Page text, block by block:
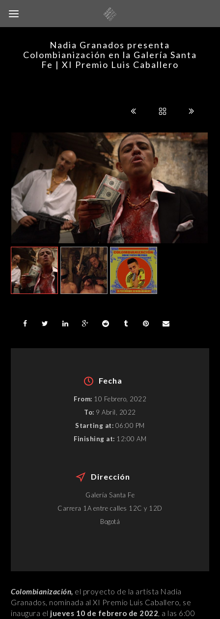
Nadia Granados presenta
Colombianización en la Galería Santa
Fe | XI Premio Luis Caballero
Fecha
From: 10 Febrero, 2022
To: 9 Abril, 2022
Starting at: 06:00 PM
Finishing at: 12:00 AM
Dirección
Galería Santa Fe
Carrera 1A entre calles 12C y 12D
Bogotá
Colombianización, el proyecto de la artista Nadia
Granados, nominada al XI Premio Luis Caballero, se
inaugura el jueves 10 de febrero de 2022, a las 6:00